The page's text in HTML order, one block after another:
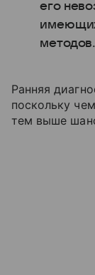
его
методов.
Ранняя
поскольку
тем выше